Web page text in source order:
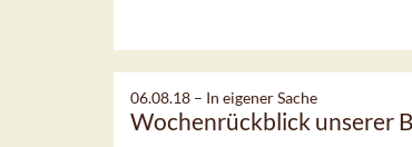
06.08.18 – In eigener Sache
Wochenrückblick unserer